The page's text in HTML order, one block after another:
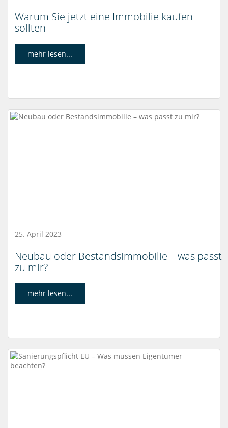
Warum Sie jetzt eine Immobilie kaufen
sollten
mehr lesen...
25. April 2023
Neubau oder Bestandsimmobilie – was passt
zu mir?
mehr lesen...